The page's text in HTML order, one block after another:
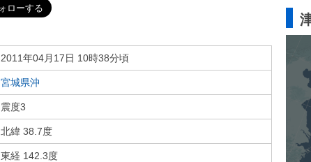
2011年04月17日 10時38分頃
宮城県沖
震度3
北緯 38.7度
東経 142.3度